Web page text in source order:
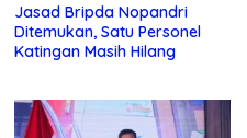
Jasad Bripda Nopandri
Ditemukan, Satu Personel
Katingan Masih Hilang